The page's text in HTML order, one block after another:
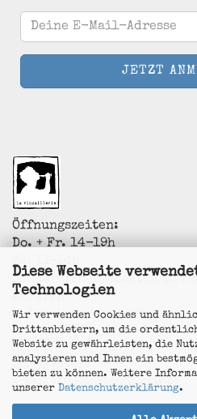
Diese Webseite
Technologien
Wir verwenden Cookies und
Drittanbietern, um die
Website zu gewährleisten, die
analysieren und Ihnen ein
bieten zu können. Weitere
unserer Datenschutzerklärung.
Öffnungszeiten:
Do. + Fr. 14-19h
Sa. 11-14h
Sonderöffnungszeiten zu
anrufen!
La Vincaillerie - vin naturel
Surk-ki Schrade
Leostrasse 57
50823 Köln - Ehrenfeld
+49 172 5926537
info@la-vincaillerie.de